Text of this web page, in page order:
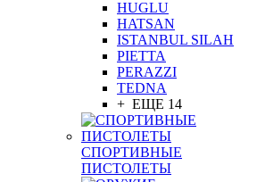
HUGLU
HATSAN
ISTANBUL SILAH
PIETTA
PERAZZI
TEDNA
+ ЕЩЕ 14
СПОРТИВНЫЕ
ПИСТОЛЕТЫ